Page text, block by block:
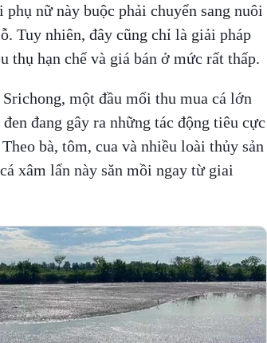
nữ này buộc phải chuyển sang nuôi
Tuy nhiên, đây cũng chỉ là giải pháp
hạn chế và giá bán ở mức rất thấp.
một đầu mối thu mua cá lớn
đang gây ra những tác động tiêu cực
bà, tôm, cua và nhiều loài thủy sản
xâm lấn này săn mồi ngay từ giai